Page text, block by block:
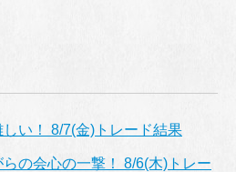
い！ 8/7(金)トレード結果
の会心の一撃！ 8/6(木)トレー